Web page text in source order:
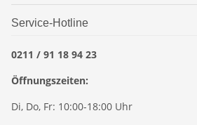
Service-Hotline
0211 / 91 18 94 23
Öffnungszeiten:
Di, Do, Fr: 10:00-18:00 Uhr